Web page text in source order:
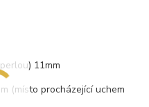
11mm
(místo procházející uchem